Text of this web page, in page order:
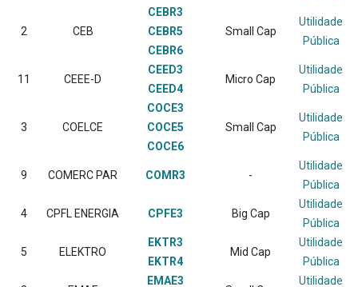
2 CEB
CEBR3
CEBR5
CEBR6
Small Cap
Utilidade
Pública
11 CEEE-D
CEED3
CEED4
Micro Cap
Utilidade
Pública
3 COELCE
COCE3
COCE5
COCE6
Small Cap
Utilidade
Pública
9 COMERC PAR COMR3 -
Utilidade
Pública
4 CPFL ENERGIA CPFE3 Big Cap
Utilidade
Pública
5 ELEKTRO
EKTR3
EKTR4
Mid Cap
Utilidade
Pública
EMAE3
Utilidade